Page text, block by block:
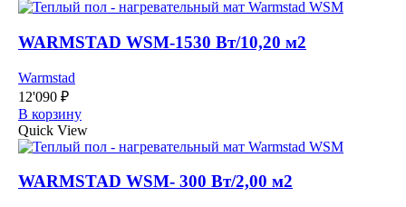
WARMSTAD WSM-1530 Вт/10,20 м2
Warmstad
12'090 ₽
В корзину
Quick View
WARMSTAD WSM- 300 Вт/2,00 м2